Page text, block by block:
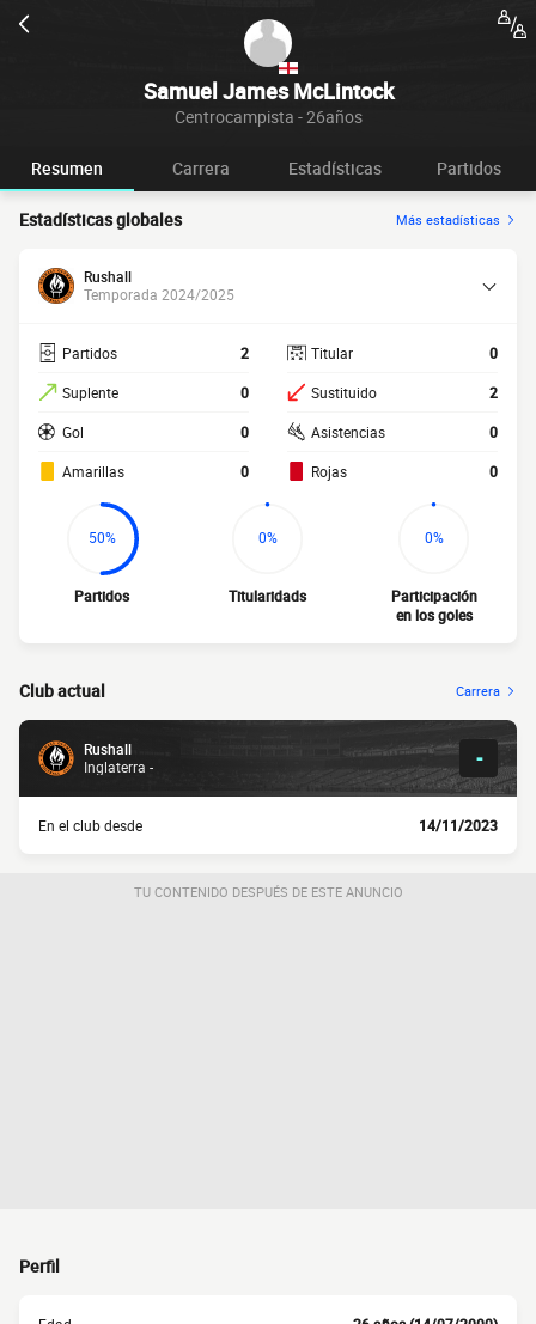
Samuel James McLintock
Centrocampista - 26años
Resumen Carrera Estadísticas Partidos
Estadísticas globales Más estadísticas
Rushall
Temporada 2024/2025
Partidos 2
Suplente 0
Gol 0
Amarillas 0
Titular 0
Sustituido 2
Asistencias 0
Rojas 0
50%
Partidos
0%
Titularidads
0%
Participación
en los goles
Club actual Carrera
Rushall
Inglaterra -
-
En el club desde 14/11/2023
TU CONTENIDO DESPUÉS DE ESTE ANUNCIO
Perfil